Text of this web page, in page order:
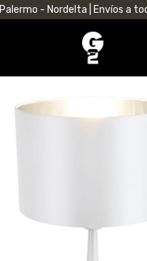
Palermo - Nordelta | Envíos a